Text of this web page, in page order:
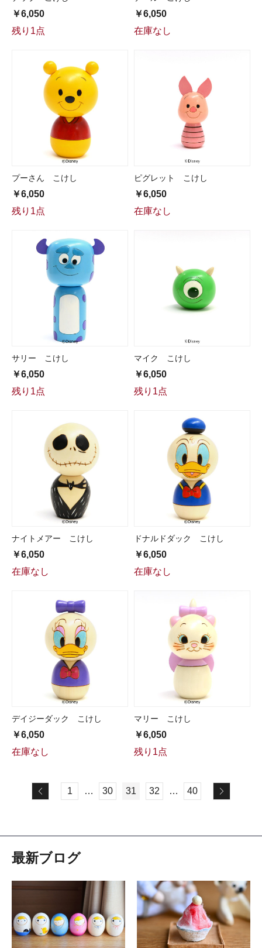
￥6,050
残り1点
￥6,050
在庫なし
プーさん こけし
￥6,050
残り1点
ピグレット こけし
￥6,050
在庫なし
サリー こけし
￥6,050
残り1点
マイク こけし
￥6,050
残り1点
ナイトメアー こけし
￥6,050
在庫なし
ドナルドダック こけし
￥6,050
在庫なし
デイジーダック こけし
￥6,050
在庫なし
マリー こけし
￥6,050
残り1点
1 … 30 31 32 … 40
最新ブログ